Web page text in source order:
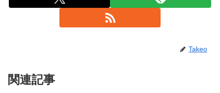
Takeo
関連記事